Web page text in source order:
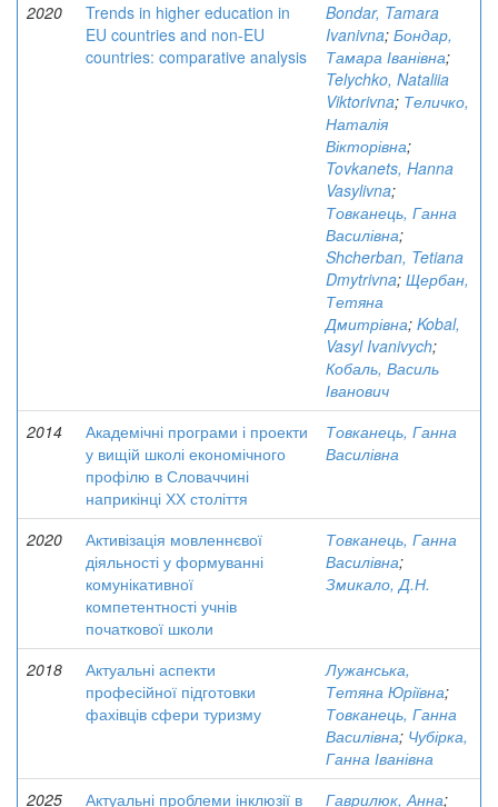
2020
Trends in higher education in
EU countries and non-EU
countries: comparative analysis
Bondar, Tamara
Ivanivna; Бондар,
Тамара Іванівна;
Telychko, Nataliia
Viktorivna; Теличко,
Наталія
Вікторівна;
Tovkanets, Hanna
Vasylivna;
Товканець, Ганна
Василівна;
Shcherban, Tetiana
Dmytrivna; Щербан,
Тетяна
Дмитрівна; Kobal,
Vasyl Ivanivych;
Кобаль, Василь
Іванович
2014
Академічні програми і проекти
у вищій школі економічного
профілю в Словаччині
наприкінці ХХ століття
Товканець, Ганна
Василівна
2020
Активізація мовленнєвої
діяльності у формуванні
комунікативної
компетентності учнів
початкової школи
Товканець, Ганна
Василівна;
Змикало, Д.Н.
2018
Актуальні аспекти
професійної підготовки
фахівців сфери туризму
Лужанська,
Тетяна Юріївна;
Товканець, Ганна
Василівна; Чубірка,
Ганна Іванівна
2025
Актуальні проблеми інклюзії в
Гаврилюк, Анна;